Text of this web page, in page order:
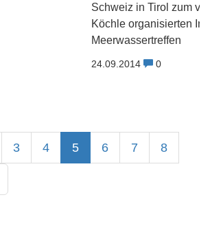
Schweiz in Tirol zum
Köchle organisierten Int.
Meerwassertreffen
24.09.2014 0
3 4 5 6 7 8